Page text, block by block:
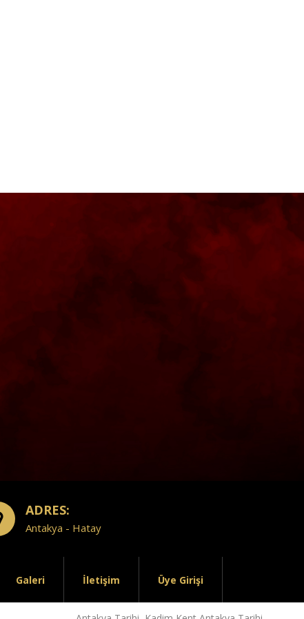
ADRES:
Antakya - Hatay
Galeri İletişim Üye Girişi